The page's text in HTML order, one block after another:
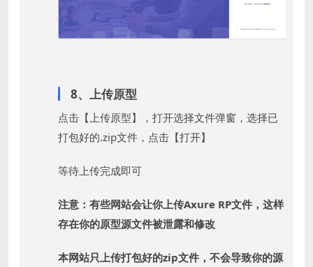
8、上传原型
点击【上传原型】，打开选择文件弹窗，选择已
打包好的.zip文件，点击【打开】
等待上传完成即可
注意：有些网站会让你上传Axure RP文件，这样
存在你的原型源文件被泄露和修改
本网站只上传打包好的zip文件，不会导致你的源